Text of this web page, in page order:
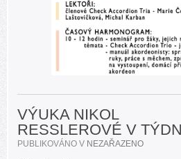
VÝUKA NIKOL
RESSLEROVÉ V
PUBLIKOVÁNO V NEZAŘAZENO